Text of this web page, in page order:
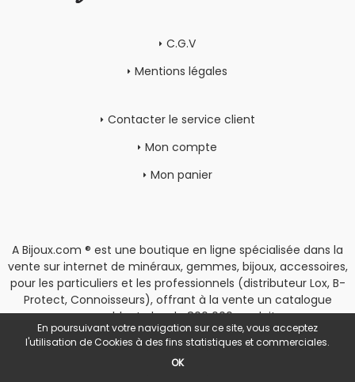
C.G.V
Mentions légales
Contacter le service client
Mon compte
Mon panier
A Bijoux.com ® est une boutique en ligne spécialisée dans la
vente sur internet de minéraux, gemmes, bijoux, accessoires,
pour les particuliers et les professionnels (distributeur Lox, B-
Protect, Connoisseurs), offrant à la vente un catalogue
rassemblant plus de 800 000 produits.
Copyright| Espace Pro
POWERED BY YPROXIMITÉ / STORE FACTORY
En poursuivant votre navigation sur ce site, vous acceptez
l'utilisation de Cookies à des fins statistiques et commerciales.
OK